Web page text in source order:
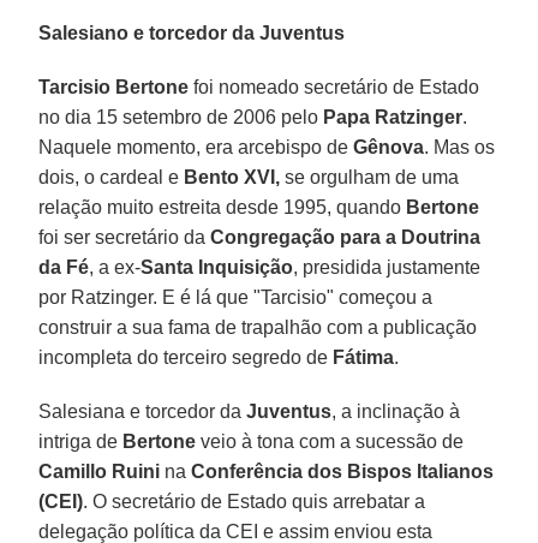
Salesiano e torcedor da Juventus
Tarcisio Bertone foi nomeado secretário de Estado
no dia 15 setembro de 2006 pelo Papa Ratzinger.
Naquele momento, era arcebispo deGênova. Mas os
dois, o cardeal e Bento XVI, se orgulham de uma
relação muito estreita desde 1995, quando Bertone
foi ser secretário daCongregação para a Doutrina
da Fé, a ex-Santa Inquisição, presidida justamente
por Ratzinger. E é lá que "Tarcisio" começou a
construir a sua fama de trapalhão com a publicação
incompleta do terceiro segredo de Fátima.
Salesiana e torcedor daJuventus, a inclinação à
intriga de Bertone veio à tona com a sucessão de
Camillo Ruini naConferência dos Bispos Italianos
(CEI). O secretário de Estado quis arrebatar a
delegação política da CEI e assim enviou esta